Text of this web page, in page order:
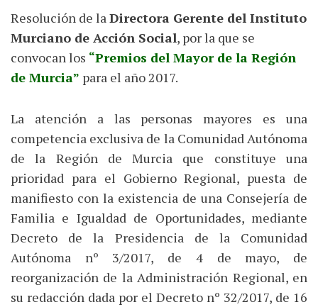
Resolución de la Directora Gerente del Instituto
Murciano de Acción Social, por la que se
convocan los “Premios del Mayor de la Región
de Murcia” para el año 2017.
La atención a las personas mayores es una
competencia exclusiva de la Comunidad Autónoma
de la Región de Murcia que constituye una
prioridad para el Gobierno Regional, puesta de
manifiesto con la existencia de una Consejería de
Familia e Igualdad de Oportunidades, mediante
Decreto de la Presidencia de la Comunidad
Autónoma nº 3/2017, de 4 de mayo, de
reorganización de la Administración Regional, en
su redacción dada por el Decreto nº 32/2017, de 16